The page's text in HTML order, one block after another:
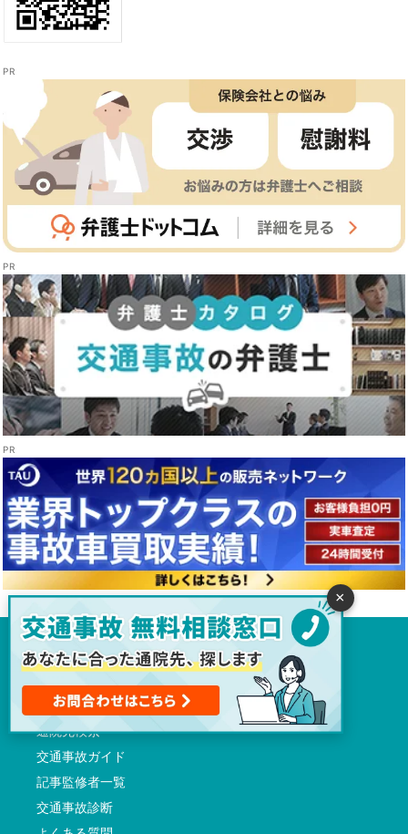
トップページ
交通事故に初めて遭われた方へ
通院先検索
交通事故ガイド
記事監修者一覧
交通事故診断
×